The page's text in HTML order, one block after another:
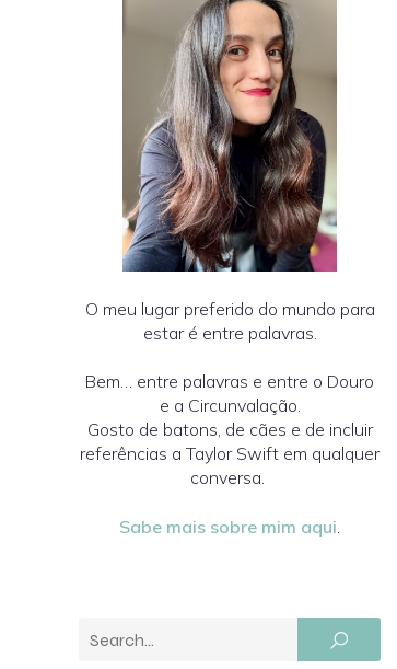
O meu lugar preferido do mundo para
estar é entre palavras.
Bem… entre palavras e entre o Douro
e a Circunvalação.
Gosto de batons, de cães e de incluir
referências a Taylor Swift em qualquer
conversa.
Sabe mais sobre mim aqui.